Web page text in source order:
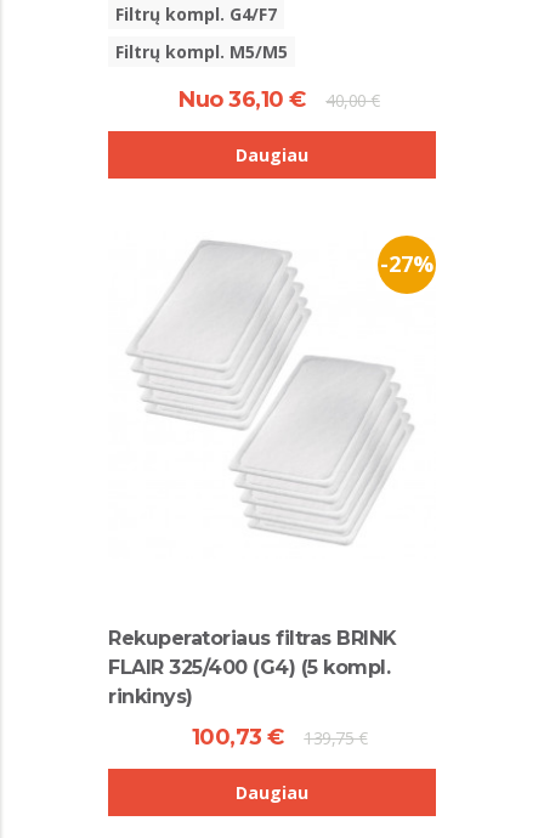
Filtrų kompl. G4/F7
Filtrų kompl. M5/M5
Nuo 36,10 € 40,00 €
Daugiau
-27%
Rekuperatoriaus filtras BRINK
FLAIR 325/400 (G4) (5 kompl.
rinkinys)
100,73 € 139,75 €
Daugiau